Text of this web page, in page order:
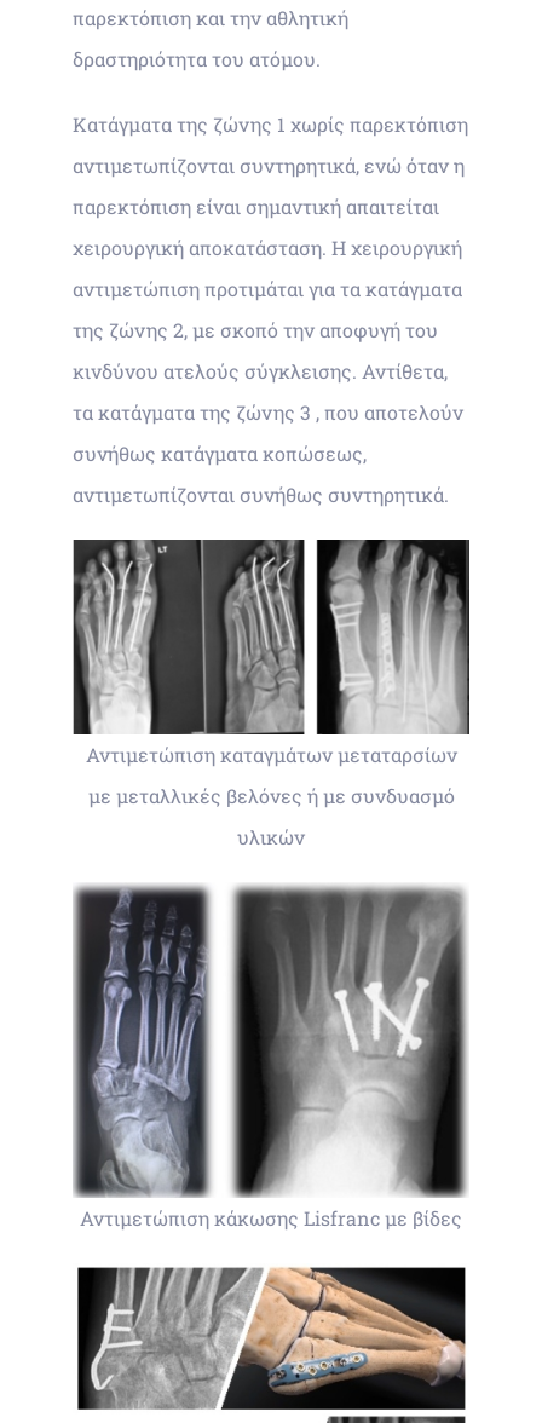
παρεκτόπιση και την αθλητική
δραστηριότητα του ατόμου.
Κατάγματα της ζώνης 1 χωρίς παρεκτόπιση
αντιμετωπίζονται συντηρητικά, ενώ όταν η
παρεκτόπιση είναι σημαντική απαιτείται
χειρουργική αποκατάσταση. Η χειρουργική
αντιμετώπιση προτιμάται για τα κατάγματα
της ζώνης 2, με σκοπό την αποφυγή του
κινδύνου ατελούς σύγκλεισης. Αντίθετα,
τα κατάγματα της ζώνης 3 , που αποτελούν
συνήθως κατάγματα κοπώσεως,
αντιμετωπίζονται συνήθως συντηρητικά.
Αντιμετώπιση καταγμάτων μεταταρσίων
με μεταλλικές βελόνες ή με συνδυασμό
υλικών
Αντιμετώπιση κάκωσης Lisfranc με βίδες